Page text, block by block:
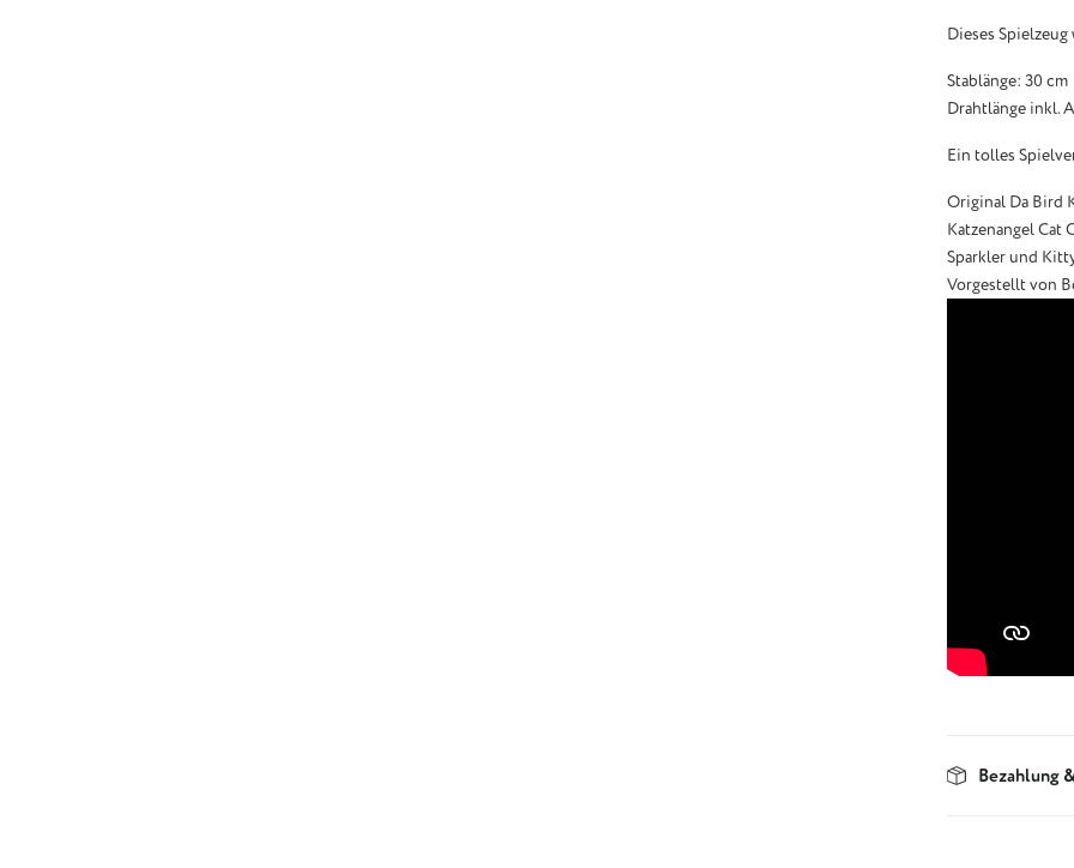
Dieses
Stablänge: 30 cm
Drahtlänge inkl.
Ein tolles
Original Da Bird
Katzenangel Cat
Sparkler und
Vorgestellt von
Bezahlung